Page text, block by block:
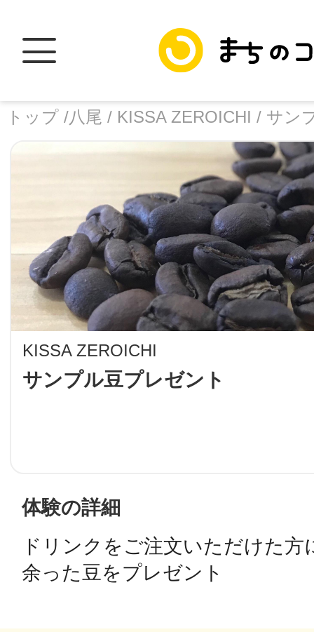
トップ /八尾 / KISSA ZEROICHI / サン
KISSA ZEROICHI
サンプル豆プレゼント
facebook
X
LINE
メール
URLをコピー
体験の詳細
ドリンクをご注文いただけた
余った豆をプレゼント
トップ
加盟スポットに
地域に導入を